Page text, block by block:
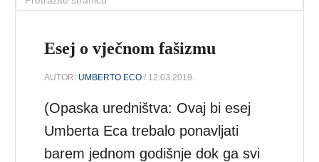
Esej o vječnom fašizmu
AUTOR: UMBERTO ECO / 12.03.2019.
(Opaska uredništva: Ovaj bi esej
Umberta Eca trebalo ponavljati
barem jednom godišnje dok ga svi